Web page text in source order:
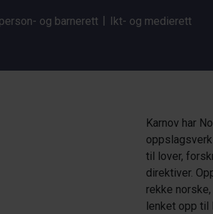
|
Karnov har
til lover,
direktiver.
rekke
lenket opp